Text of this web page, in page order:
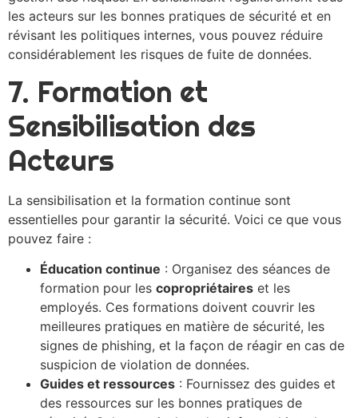
les acteurs sur les bonnes pratiques de sécurité et en
révisant les politiques internes, vous pouvez réduire
considérablement les risques de fuite de données.
7. Formation et
Sensibilisation des
Acteurs
La sensibilisation et la formation continue sont
essentielles pour garantir la sécurité. Voici ce que vous
pouvez faire :
Éducation continue : Organisez des séances de
formation pour les copropriétaires et les
employés. Ces formations doivent couvrir les
meilleures pratiques en matière de sécurité, les
signes de phishing, et la façon de réagir en cas de
suspicion de violation de données.
Guides et ressources : Fournissez des guides et
des ressources sur les bonnes pratiques de